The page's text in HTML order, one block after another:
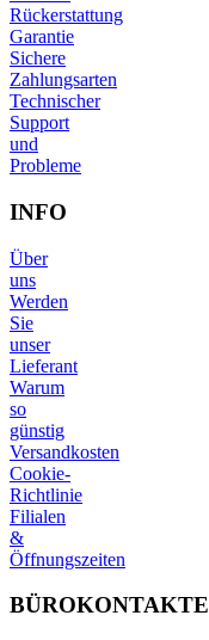
Rückerstattung
Garantie
Sichere
Zahlungsarten
Technischer
Support
und
Probleme
INFO
Über
uns
Werden
Sie
unser
Lieferant
Warum
so
günstig
Versandkosten
Cookie-
Richtlinie
Filialen
&
Öffnungszeiten
BÜROKONTAKTE